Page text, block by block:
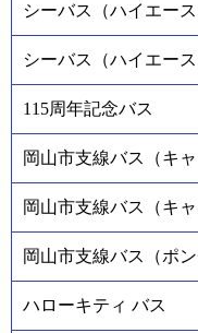
シーバス（ハイエース
シーバス（ハイエー
115周年記念バス
岡山市支線バス（キャ
岡山市支線バス（キ
岡山市支線バス（ポン
ハローキティ バス